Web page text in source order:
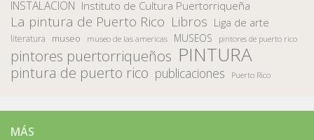
INSTALACION Instituto de Cultura Puertorriqueña
La pintura de Puerto Rico Libros Liga de arte
literatura museo museo de las americas MUSEOS pintores de puerto rico
pintores puertorriqueños PINTURA
pintura de puerto rico publicaciones Puerto Rico
MÁS